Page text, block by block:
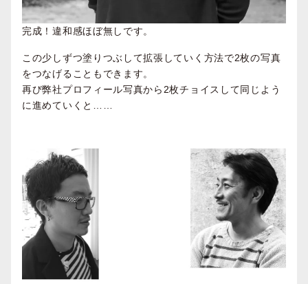
完成！違和感ほぼ無しです。
この少しずつ塗りつぶして拡張していく方法で2枚の写真
をつなげることもできます。
再び弊社プロフィール写真から2枚チョイスして同じよう
に進めていくと……